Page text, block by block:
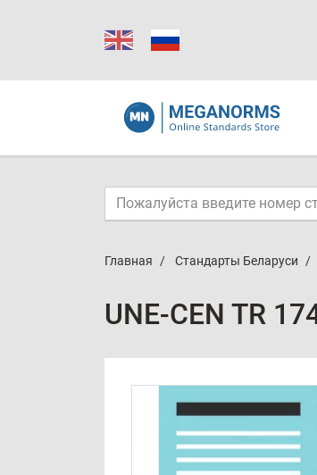
Главная Стандарты Беларуси
UNE-CEN TR